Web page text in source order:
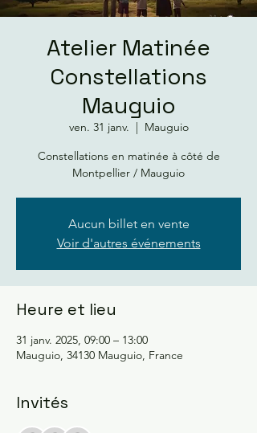
Atelier Matinée
Constellations
Mauguio
ven. 31 janv.
  |
Mauguio
Constellations en matinée à côté de
Montpellier / Mauguio
Aucun billet en vente
Voir d'autres événements
Heure et lieu
31 janv. 2025, 09:00 – 13:00
Mauguio, 34130 Mauguio, France
Invités